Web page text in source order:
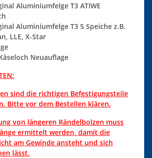
Aluminiumfelge T3 ATIWE
Aluminiumfelge T3 5 Speiche z.B.
LLE, X-Star
Neuauflage
sind die richtigen Befestigungsteile
Bitte vor dem Bestellen klären.
von längeren Rändelbolzen muss
ermittelt werden, damit die
am Gewinde ansteht und sich
lässt.